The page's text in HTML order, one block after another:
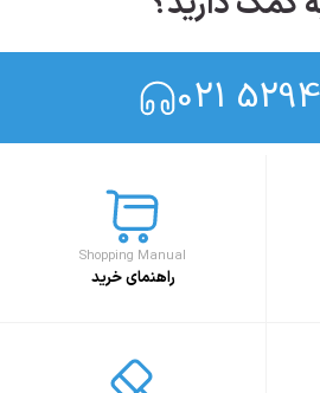
021
Shopping Manual
راهنمای خرید